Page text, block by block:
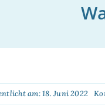
am: 18. Juni 2022